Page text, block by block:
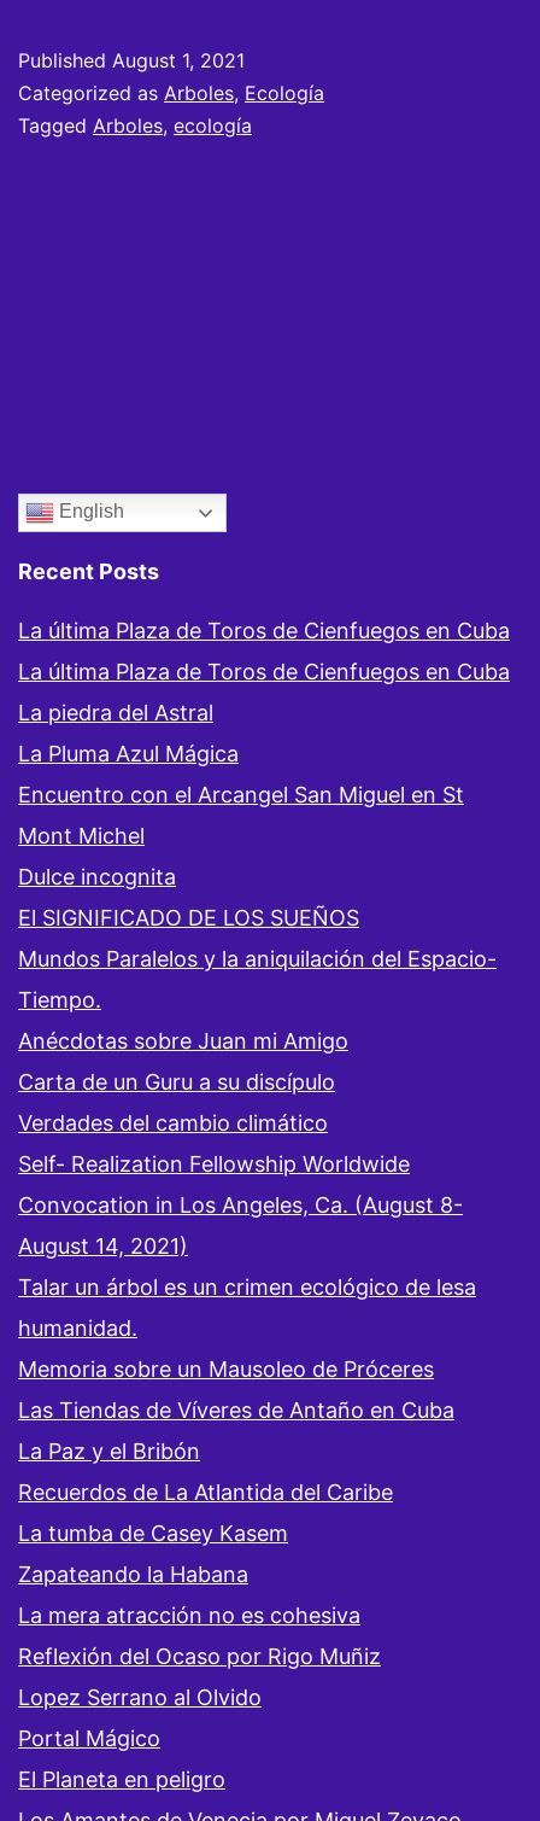
Published August 1, 2021
Categorized as Arboles, Ecología
Tagged Arboles, ecología
English
Recent Posts
La última Plaza de Toros de Cienfuegos en Cuba
La última Plaza de Toros de Cienfuegos en Cuba
La piedra del Astral
La Pluma Azul Mágica
Encuentro con el Arcangel San Miguel en St
Mont Michel
Dulce incognita
El SIGNIFICADO DE LOS SUEÑOS
Mundos Paralelos y la aniquilación del Espacio-
Tiempo.
Anécdotas sobre Juan mi Amigo
Carta de un Guru a su discípulo
Verdades del cambio climático
Self- Realization Fellowship Worldwide
Convocation in Los Angeles, Ca. (August 8-
August 14, 2021)
Talar un árbol es un crimen ecológico de lesa
humanidad.
Memoria sobre un Mausoleo de Próceres
Las Tiendas de Víveres de Antaño en Cuba
La Paz y el Bribón
Recuerdos de La Atlantida del Caribe
La tumba de Casey Kasem
Zapateando la Habana
La mera atracción no es cohesiva
Reflexión del Ocaso por Rigo Muñiz
Lopez Serrano al Olvido
Portal Mágico
El Planeta en peligro